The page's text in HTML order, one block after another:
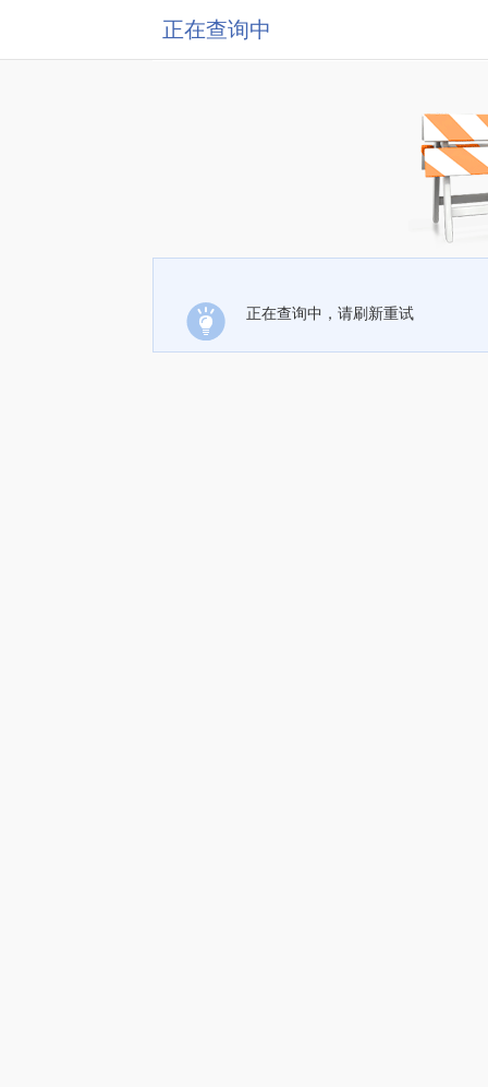
正在查询中
正在查询中，请刷新重试